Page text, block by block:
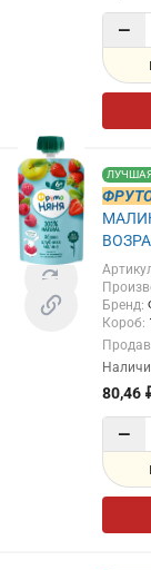
−
Бренд:
Короб:
80,46
−